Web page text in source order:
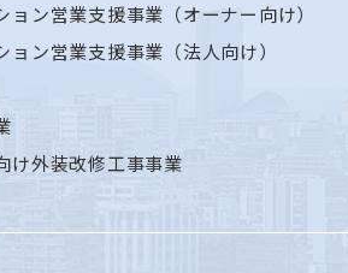
ョン営業支援事業（オーナー向け）
ョン営業支援事業（法人向け）
け外装改修工事事業